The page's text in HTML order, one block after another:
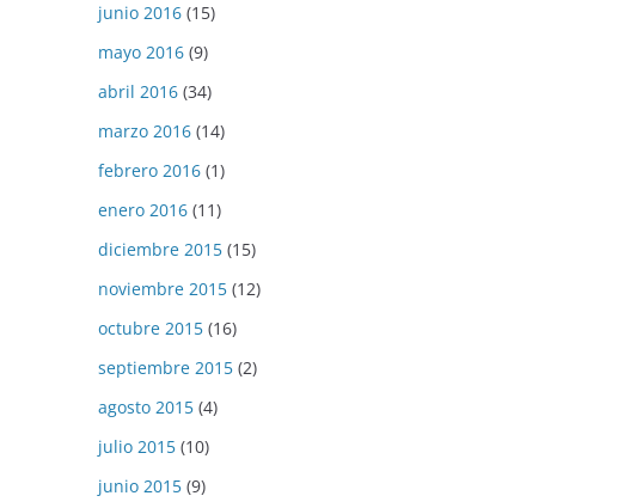
junio 2016 (15)
mayo 2016 (9)
abril 2016 (34)
marzo 2016 (14)
febrero 2016 (1)
enero 2016 (11)
diciembre 2015 (15)
noviembre 2015 (12)
octubre 2015 (16)
septiembre 2015 (2)
agosto 2015 (4)
julio 2015 (10)
junio 2015 (9)